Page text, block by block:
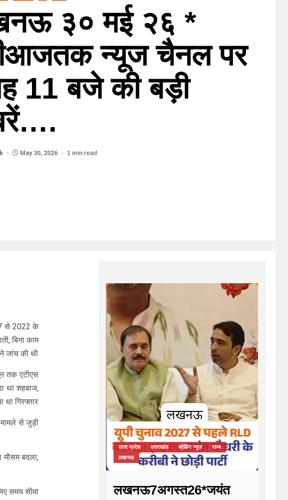
३० मई २६ *
न्यूज चैनल पर
11 बजे की बड़ी
May 30, 2026 1 min read
से 2022 के
बिना काम
जांच की थी
तक एटीएस
था शहबाज,
गिरफ्तार
से जुड़ी
बदला,
समय सीमा
उत्तर प्रदेश उत्तराखंड ब्रेकिंग न्यूज़
राज्य
लखनऊ
लखनऊ7अगस्त26*जयंत